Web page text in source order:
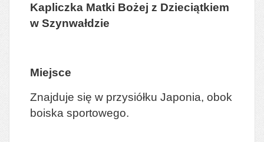
Kapliczka Matki Bożej z Dzieciątkiem
w Szynwałdzie
Miejsce
Znajduje się w przysiółku Japonia, obok
boiska sportowego.